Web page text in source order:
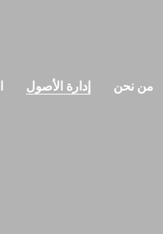
من نحن إدارة الأصول